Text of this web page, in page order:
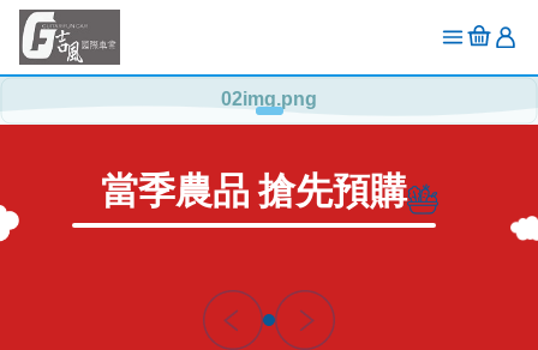
當季農品 搶先預購